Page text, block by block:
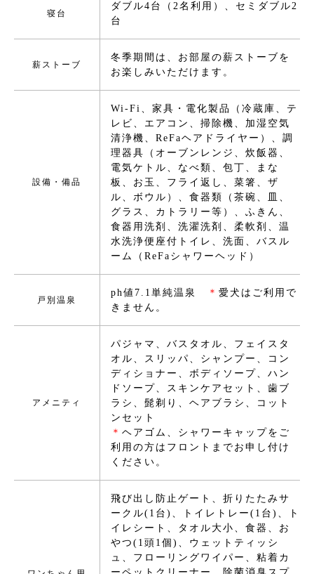
寝台
ダブル4台（2名利用）、セミダブル2
台
薪ストーブ
冬季期間は、お部屋の薪ストーブを
お楽しみいただけます。
設備・備品
Wi-Fi、家具・電化製品（冷蔵庫、テ
レビ、エアコン、掃除機、加湿空気
清浄機、ReFaヘアドライヤー）、調
理器具（オーブンレンジ、炊飯器、
電気ケトル、なべ類、包丁、まな
板、お玉、フライ返し、菜箸、ザ
ル、ボウル）、食器類（茶碗、皿、
グラス、カトラリー等）、ふきん、
食器用洗剤、洗濯洗剤、柔軟剤、温
水洗浄便座付トイレ、洗面、バスル
ーム（ReFaシャワーヘッド）
戸別温泉
ph値7.1単純温泉 ＊ 愛犬はご利用で
きません。
アメニティ
パジャマ、バスタオル、フェイスタ
オル、スリッパ、シャンプー、コン
ディショナー、ボディソープ、ハン
ドソープ、スキンケアセット、歯ブ
ラシ、髭剃り、ヘアブラシ、コット
ンセット
＊ ヘアゴム、シャワーキャップをご
利用の方はフロントまでお申し付け
ください。
飛び出し防止ゲート、折りたたみサ
ークル(1台)、トイレトレー(1台)、ト
イレシート、タオル大小、食器、お
やつ(1頭1個)、ウェットティッシ
ュ、フローリングワイパー、粘着カ